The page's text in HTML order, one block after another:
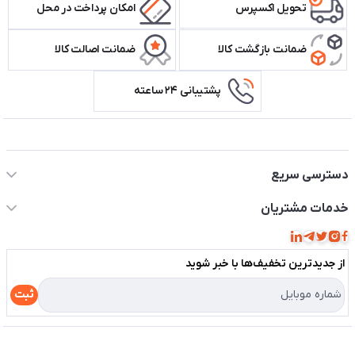
تحویل اکسپرس امکان پرداخت در محل
ضمانت بازگشت کالا ضمانت اصالت کالا
پشتیبانی ۲۴ ساعته
دسترسی سریع
حساب کاربری
مجله فروشگاه
لیست محصولات
درباره ما
تماس با ما
خدمات مشتریان
قوانین و مقررات
حریم خصوصی
راهنما
از جدید‌ترین تخفیف‌ها با‌ خبر شوید
ثبت